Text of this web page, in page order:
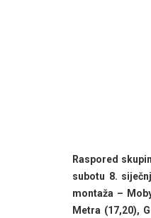
Raspored
subotu 8.
montaža –
Metra (17,20),